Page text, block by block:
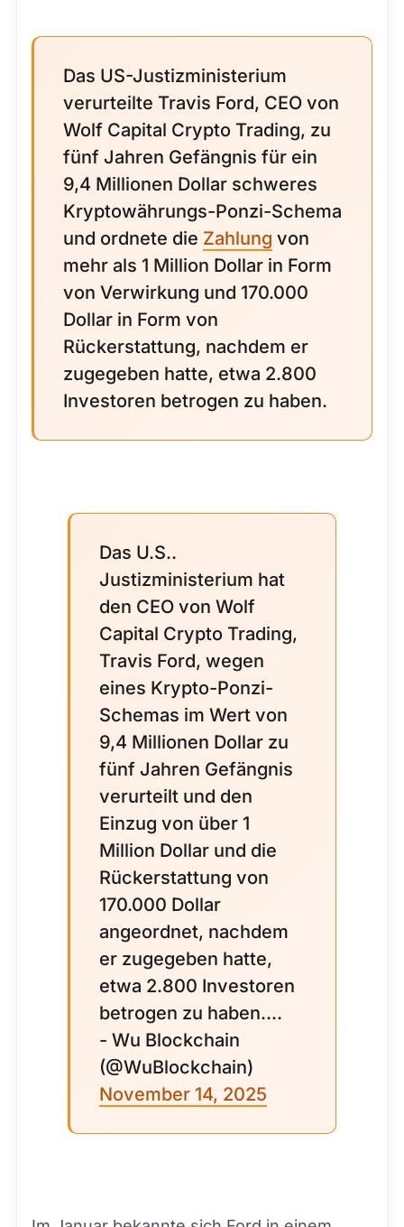
Das US-Justizministerium
verurteilte Travis Ford, CEO von
Wolf Capital Crypto Trading, zu
fünf Jahren Gefängnis für ein
9,4 Millionen Dollar schweres
Kryptowährungs-Ponzi-Schema
und ordnete die Zahlung von
mehr als 1 Million Dollar in Form
von Verwirkung und 170.000
Dollar in Form von
Rückerstattung, nachdem er
zugegeben hatte, etwa 2.800
Investoren betrogen zu haben.
Das U.S..
Justizministerium hat
den CEO von Wolf
Capital Crypto Trading,
Travis Ford, wegen
eines Krypto-Ponzi-
Schemas im Wert von
9,4 Millionen Dollar zu
fünf Jahren Gefängnis
verurteilt und den
Einzug von über 1
Million Dollar und die
Rückerstattung von
170.000 Dollar
angeordnet, nachdem
er zugegeben hatte,
etwa 2.800 Investoren
betrogen zu haben....
- Wu Blockchain
(@WuBlockchain)
November 14, 2025